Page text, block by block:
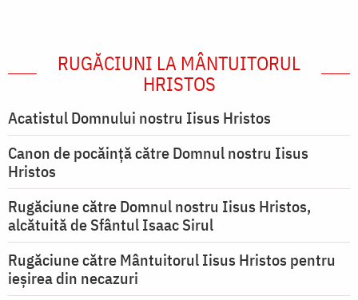
RUGĂCIUNI LA MÂNTUITORUL
HRISTOS
Acatistul Domnului nostru Iisus Hristos
Canon de pocăință către Domnul nostru Iisus
Hristos
Rugăciune către Domnul nostru Iisus Hristos,
alcătuită de Sfântul Isaac Sirul
Rugăciune către Mântuitorul Iisus Hristos pentru
ieşirea din necazuri